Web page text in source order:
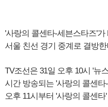
'사랑의 콜센타-세븐스타즈'
서울 친선 경기 중계로 결방
TV조선은 31일 오후 10시 '뉴
시간 방송되는 '사랑의 콜센
오후 11시부터 '사랑의 콜센